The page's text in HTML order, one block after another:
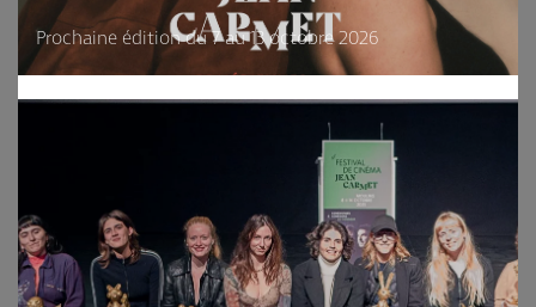
Prochaine édition du 7 au 13 octobre 2026